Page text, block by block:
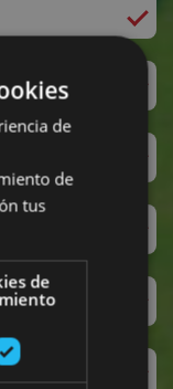
de
de
tus
de